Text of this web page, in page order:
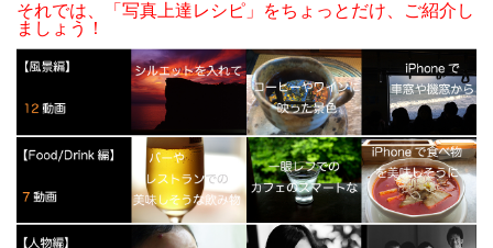
それでは、「写真上達レシピ」をちょっとだけ、ご紹介し
ましょう！